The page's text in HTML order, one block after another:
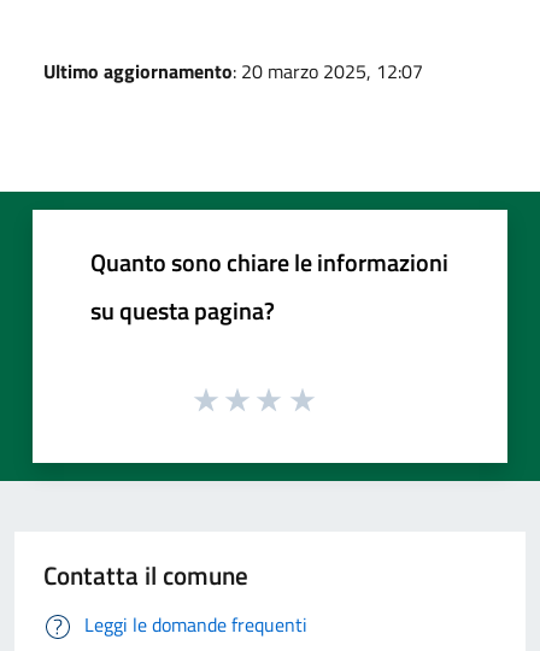
Ultimo aggiornamento: 20 marzo 2025, 12:07
Quanto sono chiare le informazioni
su questa pagina?
Contatta il comune
Leggi le domande frequenti